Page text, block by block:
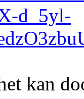
d_5yl-
kan